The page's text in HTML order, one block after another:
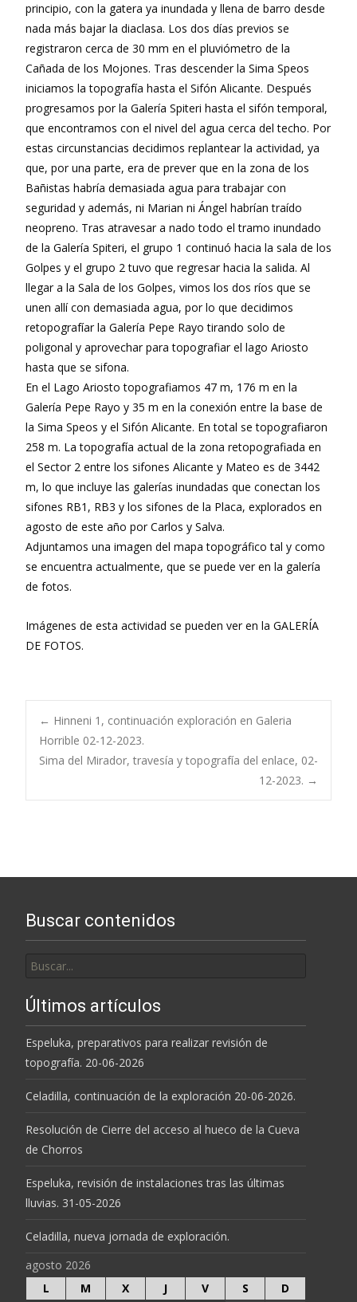
principio, con la gatera ya inundada y llena de barro desde
nada más bajar la diaclasa. Los dos días previos se
registraron cerca de 30 mm en el pluviómetro de la
Cañada de los Mojones. Tras descender la Sima Speos
iniciamos la topografía hasta el Sifón Alicante. Después
progresamos por la Galería Spiteri hasta el sifón temporal,
que encontramos con el nivel del agua cerca del techo. Por
estas circunstancias decidimos replantear la actividad, ya
que, por una parte, era de prever que en la zona de los
Bañistas habría demasiada agua para trabajar con
seguridad y además, ni Marian ni Ángel habrían traído
neopreno. Tras atravesar a nado todo el tramo inundado
de la Galería Spiteri, el grupo 1 continuó hacia la sala de los
Golpes y el grupo 2 tuvo que regresar hacia la salida. Al
llegar a la Sala de los Golpes, vimos los dos ríos que se
unen allí con demasiada agua, por lo que decidimos
retopografíar la Galería Pepe Rayo tirando solo de
poligonal y aprovechar para topografiar el lago Ariosto
hasta que se sifona.
En el Lago Ariosto topografiamos 47 m, 176 m en la
Galería Pepe Rayo y 35 m en la conexión entre la base de
la Sima Speos y el Sifón Alicante. En total se topografiaron
258 m. La topografía actual de la zona retopografiada en
el Sector 2 entre los sifones Alicante y Mateo es de 3442
m, lo que incluye las galerías inundadas que conectan los
sifones RB1, RB3 y los sifones de la Placa, explorados en
agosto de este año por Carlos y Salva.
Adjuntamos una imagen del mapa topográfico tal y como
se encuentra actualmente, que se puede ver en la galería
de fotos.
Imágenes de esta actividad se pueden ver en la GALERÍA
DE FOTOS.
Navegación
← Hinneni 1, continuación exploración en Galeria
Horrible 02-12-2023.
Sima del Mirador, travesía y topografía del enlace, 02-
12-2023. →
Buscar contenidos
por:
Últimos artículos
Espeluka, preparativos para realizar revisión de
topografía. 20-06-2026
Celadilla, continuación de la exploración 20-06-2026.
Resolución de Cierre del acceso al hueco de la Cueva
de Chorros
Espeluka, revisión de instalaciones tras las últimas
lluvias. 31-05-2026
Celadilla, nueva jornada de exploración.
agosto 2026
L
M X J V S D